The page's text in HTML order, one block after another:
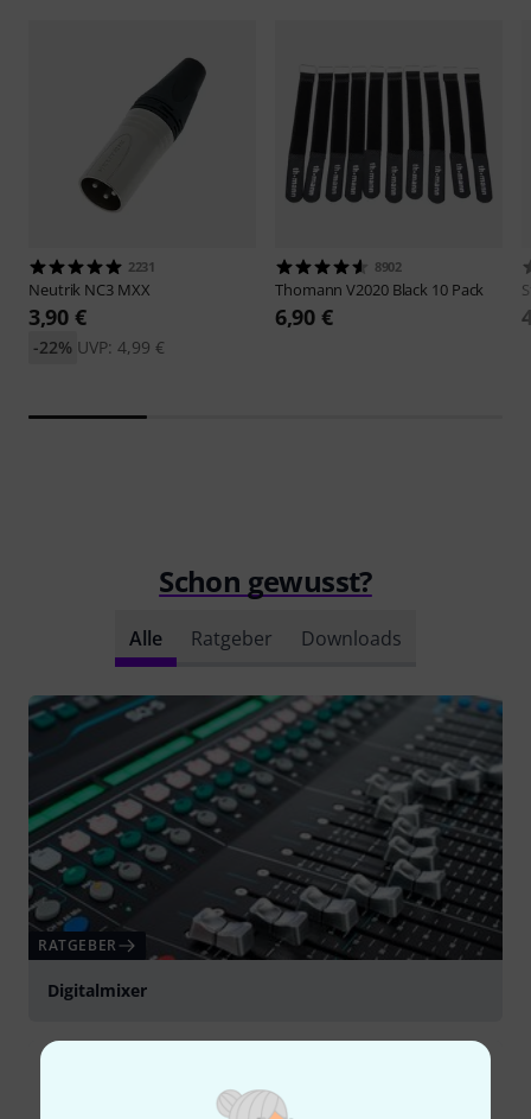
2231
Neutrik NC3 MXX
3,90 €
UVP: 4,99 €
-22%
8902
ThomannV2020 Black 10 Pack
6,90 €
Schon gewusst?
Alle Ratgeber Downloads
RATGEBER
Digitalmixer